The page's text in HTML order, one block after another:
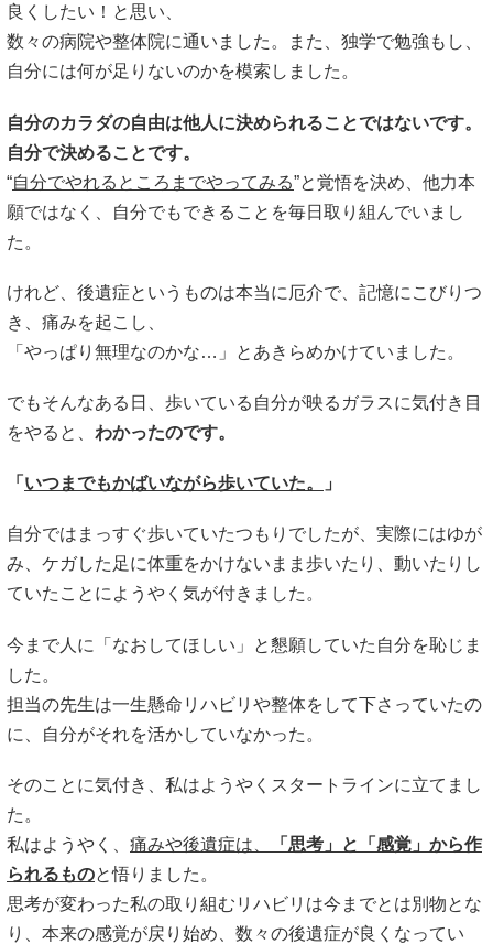
良くしたい！と思い、
数々の病院や整体院に通いました。また、独学で勉強もし、
自分には何が足りないのかを模索しました。
自分のカラダの自由は他人に決められることではないです。
自分で決めることです。
“自分でやれるところまでやってみる”と覚悟を決め、他力本
願ではなく、自分でもできることを毎日取り組んでいまし
た。
けれど、後遺症というものは本当に厄介で、記憶にこびりつ
き、痛みを起こし、
「やっぱり無理なのかな…」とあきらめかけていました。
でもそんなある日、歩いている自分が映るガラスに気付き目
をやると、 わかったのです。
「 いつまでもかばいながら歩いていた。 」
自分ではまっすぐ歩いていたつもりでしたが、実際にはゆが
み、ケガした足に体重をかけないまま歩いたり、動いたりし
ていたことにようやく気が付きました。
今まで人に「なおしてほしい」と懇願していた自分を恥じま
した。
担当の先生は一生懸命リハビリや整体をして下さっていたの
に、自分がそれを活かしていなかった。
そのことに気付き、私はようやくスタートラインに立てまし
た。
私はようやく、 痛みや後遺症は、
「思考」と「感覚」から作
られるものと悟りました。
思考が変わった私の取り組むリハビリは今までとは別物とな
り、本来の感覚が戻り始め、数々の後遺症が良くなってい